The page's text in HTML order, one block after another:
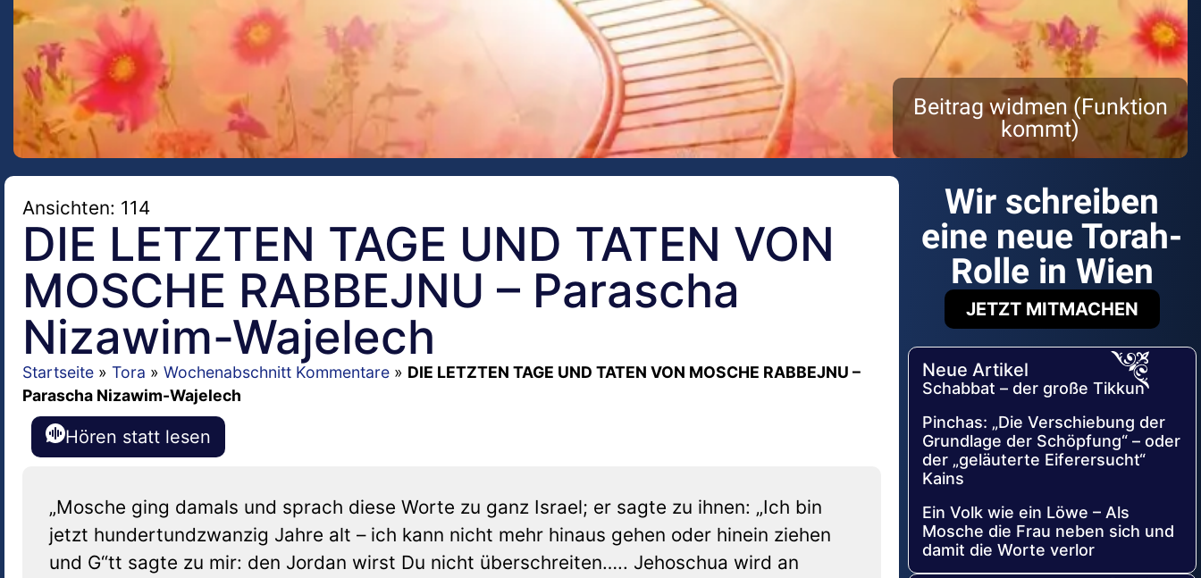
Beitrag widmen (Funktion
kommt)
Ansichten: 114
DIE LETZTEN TAGE UND TATEN VON
MOSCHE RABBEJNU – Parascha
Nizawim-Wajelech
Startseite » Tora » Wochenabschnitt Kommentare » DIE LETZTEN TAGE UND TATEN VON MOSCHE RABBEJNU –
Parascha Nizawim-Wajelech
Hören statt lesen
„Mosche ging damals und sprach diese Worte zu ganz Israel; er sagte zu ihnen: „Ich bin
jetzt hundertundzwanzig Jahre alt – ich kann nicht mehr hinaus gehen oder hinein ziehen
und G“tt sagte zu mir: den Jordan wirst Du nicht überschreiten….. Jehoschua wird an
Wir schreiben
eine neue Torah-
Rolle in Wien
JETZT MITMACHEN
Neue Artikel
Schabbat – der große Tikkun
Pinchas: „Die Verschiebung der
Grundlage der Schöpfung“ – oder
der „geläuterte Eiferersucht“
Kains
Ein Volk wie ein Löwe – Als
Mosche die Frau neben sich und
damit die Worte verlor